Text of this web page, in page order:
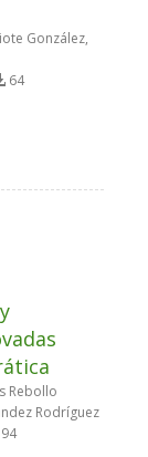
González,
64
Rebollo
Rodríguez
94